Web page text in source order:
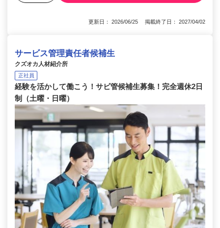
更新日： 2026/06/25 掲載終了日： 2027/04/02
サービス管理責任者候補生
クズオカ人材紹介所
正社員
経験を活かして働こう！サビ管候補生募集！完全週休2日
制（土曜・日曜）